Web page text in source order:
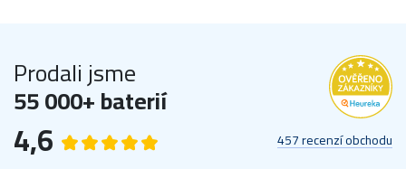
Prodali jsme
55 000+ baterií
4,6 457 recenzí obchodu